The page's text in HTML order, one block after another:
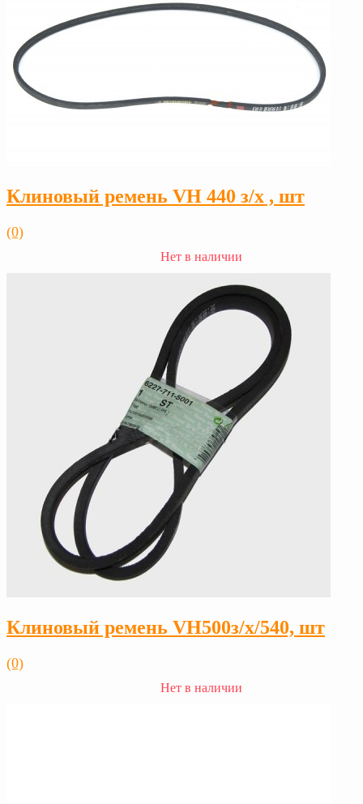
Клиновый ремень VH 440 з/х , шт
(0)
Нет в наличии
Клиновый ремень VH500з/х/540, шт
(0)
Нет в наличии